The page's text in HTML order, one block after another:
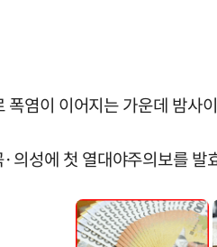
염이 이어지는 가운데 밤
의성에 첫 열대야주의보를 발